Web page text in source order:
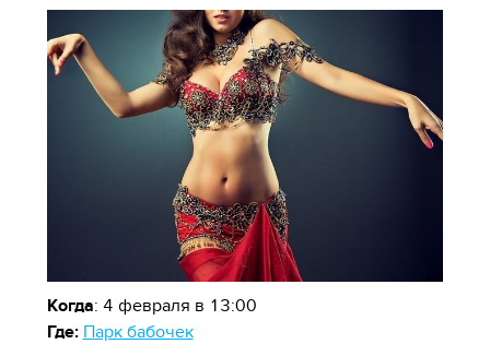
Когда: 4 февраля в 13:00
Где: Парк бабочек